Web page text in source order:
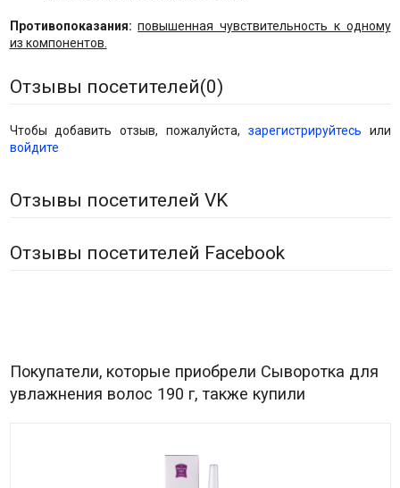
Противопоказания:повышенная чувствительность к одному
из компонентов.
Отзывы посетителей(0)
Чтобы добавить отзыв, пожалуйста, зарегистрируйтесь или
войдите
Отзывы посетителей VK
Отзывы посетителей Facebook
Покупатели, которые приобрели Сыворотка для
увлажнения волос 190 г, также купили